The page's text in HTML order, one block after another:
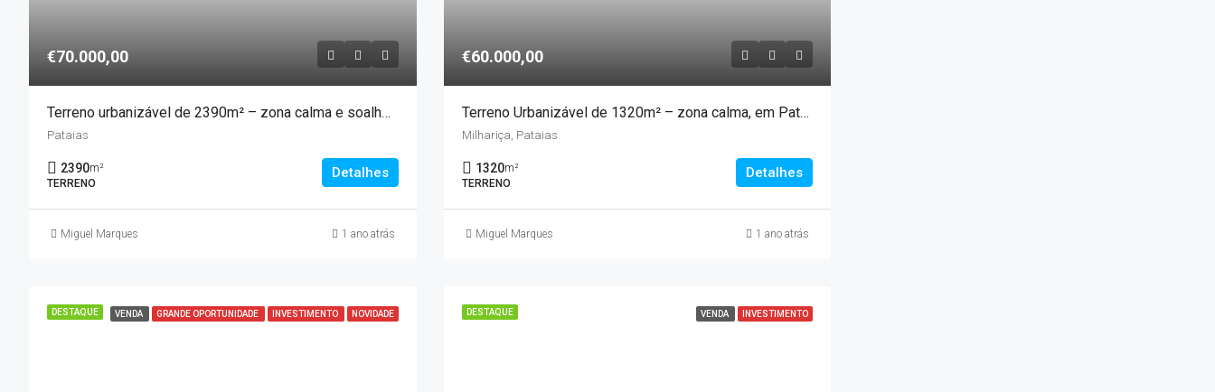
€70.000,00
Terreno urbanizável de 2390m² – zona calma e soalheira, em Pataias
Pataias
2390m²
TERRENO
Detalhes
Miguel Marques 1 ano atrás
€60.000,00
Terreno Urbanizável de 1320m² – zona calma, em Pataias
Milhariça, Pataias
1320m²
TERRENO
Detalhes
Miguel Marques 1 ano atrás
DESTAQUE VENDA GRANDE OPORTUNIDADE INVESTIMENTO NOVIDADE DESTAQUE VENDA INVESTIMENTO